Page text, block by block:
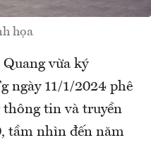
họa
vừa ký
ngày 11/1/2024 phê
thông tin và truyền
tầm nhìn đến năm